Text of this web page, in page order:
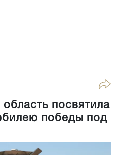
область посвятила
победы под